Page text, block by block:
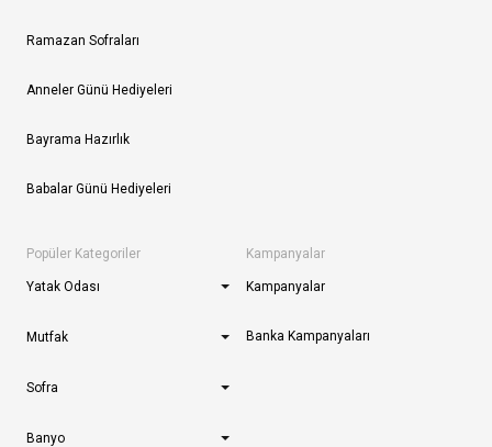
Ramazan Sofraları
Anneler Günü Hediyeleri
Bayrama Hazırlık
Babalar Günü Hediyeleri
Popüler Kategoriler
Yatak Odası
Mutfak
Sofra
Banyo
Kampanyalar
Kampanyalar
Banka Kampanyaları